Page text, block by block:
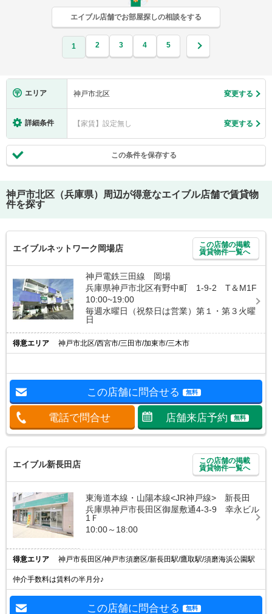
エイブル店舗でお部屋探しの相談をする
1 2 3 4 5
エリア 神戸市北区 変更する
詳細条件 【家賃】設定無し 変更する
この条件を保存する
神戸市北区（兵庫県）
周辺が得意なエイブル店舗で賃貸物
件を探す
エイブルネットワーク岡場店
この店舗の掲載
賃貸物件一覧へ
神戸電鉄三田線 岡場
兵庫県神戸市北区有野中町 1-9-2 T＆M1F
10:00~19:00
毎週水曜日（祝祭日は営業）第１・第３火曜
日
得意エリア 神戸市北区/西宮市/三田市/加東市/三木市
この店舗に問合せる 無料
電話で問合せ 店舗来店予約 無料
エイブル新長田店
この店舗の掲載
賃貸物件一覧へ
東海道本線・山陽本線<JR神戸線> 新長田
兵庫県神戸市長田区御屋敷通4-3-9 幸永ビル
1Ｆ
10:00～18:00
得意エリア 神戸市長田区/神戸市須磨区/新長田駅/鷹取駅/須磨海浜公園駅
仲介手数料は賃料の半月分♪
この店舗に問合せる 無料